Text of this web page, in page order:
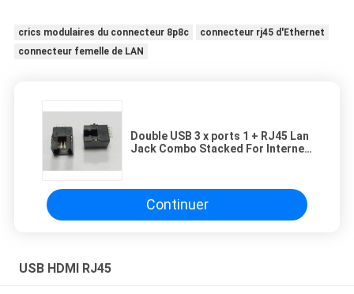
crics modulaires du connecteur 8p8c
connecteur rj45 d'Ethernet
connecteur femelle de LAN
Double USB 3 x ports 1 + RJ45 Lan
Jack Combo Stacked For Internet
Continuer
USB HDMI RJ45